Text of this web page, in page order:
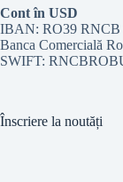
Cont în USD
IBAN: RO39 RNCB
Banca Comercială
SWIFT:
Înscriere la noutăți